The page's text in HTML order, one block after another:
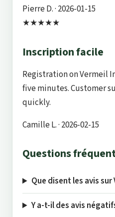
Pierre D.· 2026-01-15
★★★★★
Inscription facile
Registration on Vermeil
five minutes. Customer
quickly.
Camille L.· 2026-02-15
Questions
Que disent les avis
Y a-t-il des avis